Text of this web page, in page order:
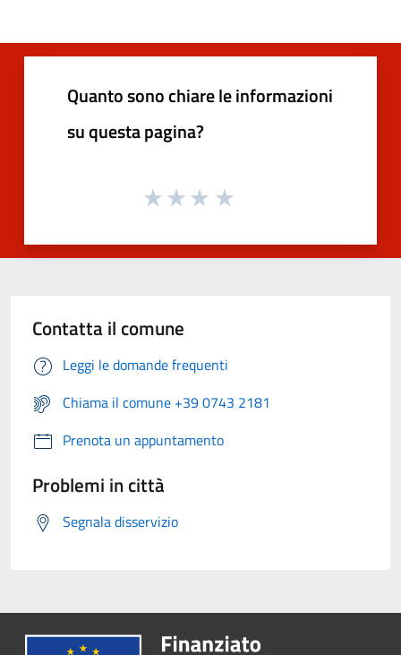
Quanto sono chiare le informazioni
su questa pagina?
Contatta il comune
Leggi le domande frequenti
Chiama il comune +39 0743 2181
Prenota un appuntamento
Problemi in città
Segnala disservizio